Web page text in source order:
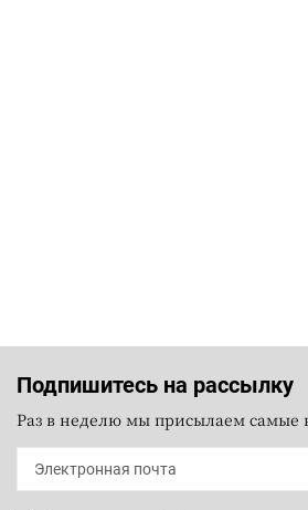
Подпишитесь на рассылку
Раз в неделю мы присылаем самые